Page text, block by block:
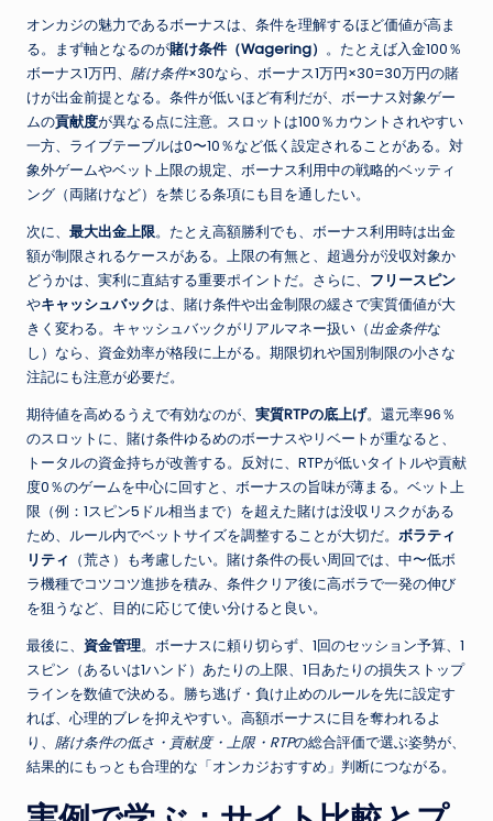
オンカジの魅力であるボーナスは、条件を理解するほど価値が高ま
る。まず軸となるのが賭け条件（Wagering） 。たとえば入金100％
ボーナス1万円、 賭け条件×30なら、ボーナス1万円×30=30万円の賭
けが出金前提となる。条件が低いほど有利だが、ボーナス対象ゲー
ムの貢献度が異なる点に注意。スロットは100％カウントされやすい
一方、ライブテーブルは0〜10％など低く設定されることがある。対
象外ゲームやベット上限の規定、ボーナス利用中の戦略的ベッティ
ング（両賭けなど）を禁じる条項にも目を通したい。
次に、 最大出金上限。たとえ高額勝利でも、ボーナス利用時は出金
額が制限されるケースがある。上限の有無と、超過分が没収対象か
どうかは、実利に直結する重要ポイントだ。さらに、 フリースピン
やキャッシュバックは、賭け条件や出金制限の緩さで実質価値が大
きく変わる。キャッシュバックがリアルマネー扱い（出金条件な
し）なら、資金効率が格段に上がる。期限切れや国別制限の小さな
注記にも注意が必要だ。
期待値を高めるうえで有効なのが、 実質RTPの底上げ。還元率96％
のスロットに、賭け条件ゆるめのボーナスやリベートが重なると、
トータルの資金持ちが改善する。反対に、RTPが低いタイトルや貢献
度0％のゲームを中心に回すと、ボーナスの旨味が薄まる。ベット上
限（例：1スピン5ドル相当まで）を超えた賭けは没収リスクがある
ため、ルール内でベットサイズを調整することが大切だ。 ボラティ
リティ （荒さ）も考慮したい。賭け条件の長い周回では、中〜低ボ
ラ機種でコツコツ進捗を積み、条件クリア後に高ボラで一発の伸び
を狙うなど、目的に応じて使い分けると良い。
最後に、 資金管理。ボーナスに頼り切らず、1回のセッション予算、1
スピン（あるいは1ハンド）あたりの上限、1日あたりの損失ストップ
ラインを数値で決める。勝ち逃げ・負け止めのルールを先に設定す
れば、心理的ブレを抑えやすい。高額ボーナスに目を奪われるよ
り、 賭け条件の低さ・貢献度・上限・RTPの総合評価で選ぶ姿勢が、
結果的にもっとも合理的な「オンカジおすすめ」判断につながる。